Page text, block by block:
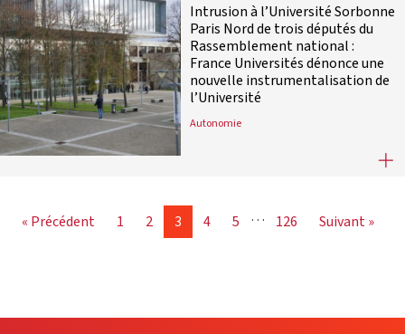
Intrusion à l’Université Sorbonne
Paris Nord de trois députés du
Rassemblement national :
France Universités dénonce une
nouvelle instrumentalisation de
l’Université
Autonomie
Intrusion à l’Université
« Précédent 1 2 3 4 5 … 126 Suivant »